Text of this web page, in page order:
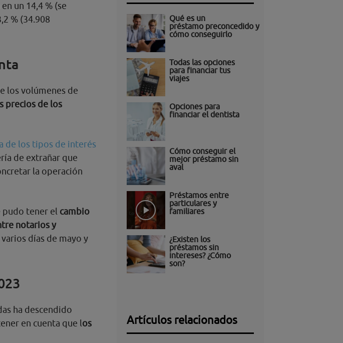
un 14,4 % (se
% (34.908
los volúmenes de
precios de los
de los tipos de interés
de extrañar que
la operación
pudo tener el cambio
notarios y
días de mayo y
ha descendido
en cuenta que los
Qué es un
préstamo preconcedido y
cómo conseguirlo
Todas las opciones
para financiar tus
viajes
Opciones para
financiar el dentista
Cómo conseguir el
mejor préstamo sin
aval
Préstamos entre
particulares y
familiares
¿Existen los
préstamos sin
intereses? ¿Cómo
son?
Artículos relacionados